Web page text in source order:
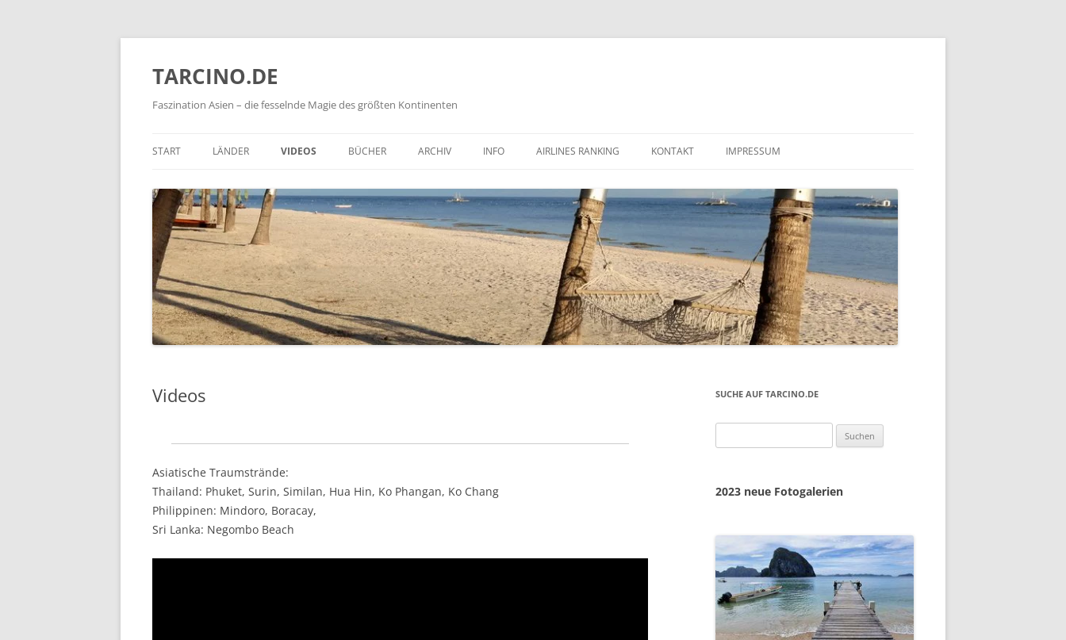
TARCINO.DE
Faszination Asien – die fesselnde Magie des größten Kontinenten
Inhalt
START LÄNDER VIDEOS BÜCHER ARCHIV INFO AIRLINES RANKING KONTAKT IMPRESSUM
DATENSCHUTZERKLÄRUNG
Videos
Asiatische Traumstrände:
Thailand: Phuket, Surin, Similan, Hua Hin, Ko Phangan, Ko Chang
Philippinen: Mindoro, Boracay,
Sri Lanka: Negombo Beach
SUCHE AUF TARCINO.DE
nach:
2023 neue Fotogalerien